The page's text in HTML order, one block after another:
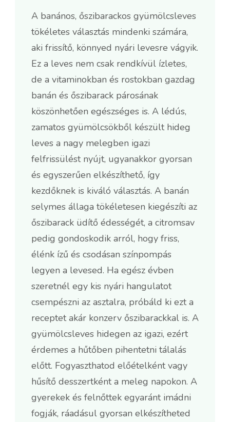
A banános, őszibarackos gyümölcsleves
tökéletes választás mindenki számára,
aki frissítő, könnyed nyári levesre vágyik.
Ez a leves nem csak rendkívül ízletes,
de a vitaminokban és rostokban gazdag
banán és őszibarack párosának
köszönhetően egészséges is. A lédús,
zamatos gyümölcsökből készült hideg
leves a nagy melegben igazi
felfrissülést nyújt, ugyanakkor gyorsan
és egyszerűen elkészíthető, így
kezdőknek is kiváló választás. A banán
selymes állaga tökéletesen kiegészíti az
őszibarack üdítő édességét, a citromsav
pedig gondoskodik arról, hogy friss,
élénk ízű és csodásan színpompás
legyen a levesed. Ha egész évben
szeretnél egy kis nyári hangulatot
csempészni az asztalra, próbáld ki ezt a
receptet akár konzerv őszibarackkal is. A
gyümölcsleves hidegen az igazi, ezért
érdemes a hűtőben pihentetni tálalás
előtt. Fogyaszthatod előételként vagy
hűsítő desszertként a meleg napokon. A
gyerekek és felnőttek egyaránt imádni
fogják, ráadásul gyorsan elkészítheted